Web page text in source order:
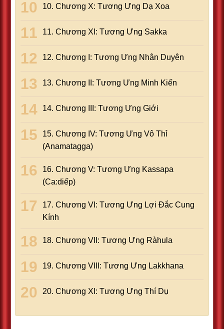
10. Chương X: Tương Ưng Dạ Xoa
11. Chương XI: Tương Ưng Sakka
12. Chương I: Tương Ưng Nhân Duyên
13. Chương II: Tương Ưng Minh Kiến
14. Chương III: Tương Ưng Giới
15. Chương IV: Tương Ưng Vô Thỉ
(Anamatagga)
16. Chương V: Tương Ưng Kassapa
(Ca:diếp)
17. Chương VI: Tương Ưng Lợi Ðắc Cung
Kính
18. Chương VII: Tương Ưng Ràhula
19. Chương VIII: Tương Ưng Lakkhana
20. Chương XI: Tương Ưng Thí Dụ